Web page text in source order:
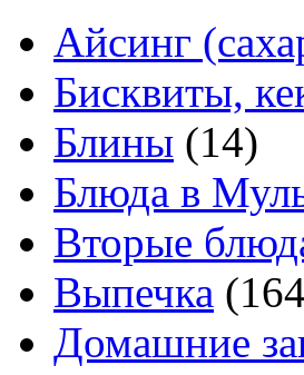
Айсинг
Бисквиты,
Блины (14)
Блюда в
Вторые
Выпечка
Домашние